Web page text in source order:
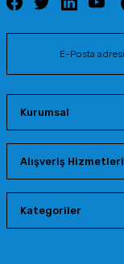
Kurumsal
Alışveriş Hizmetleri
Kategoriler